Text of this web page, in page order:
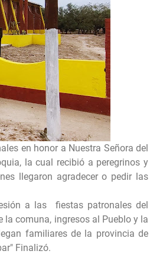
en honor a Nuestra Señora del
la cual recibió a peregrinos y
llegaron agradecer o pedir las
a las fiestas patronales del
la comuna, ingresos al Pueblo y la
familiares de la provincia de
Finalizó.